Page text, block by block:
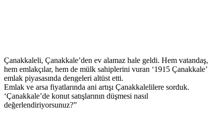
Çanakkaleli, Çanakkale’den ev alamaz hale geldi. Hem vatandaş,
hem emlakçılar, hem de mülk sahiplerini vuran ‘1915 Çanakkale’
emlak piyasasında dengeleri altüst etti.
Emlak ve arsa fiyatlarında ani artışı Çanakkalelilere sorduk.
‘Çanakkale’de konut satışlarının düşmesi nasıl
değerlendiriyorsunuz?”